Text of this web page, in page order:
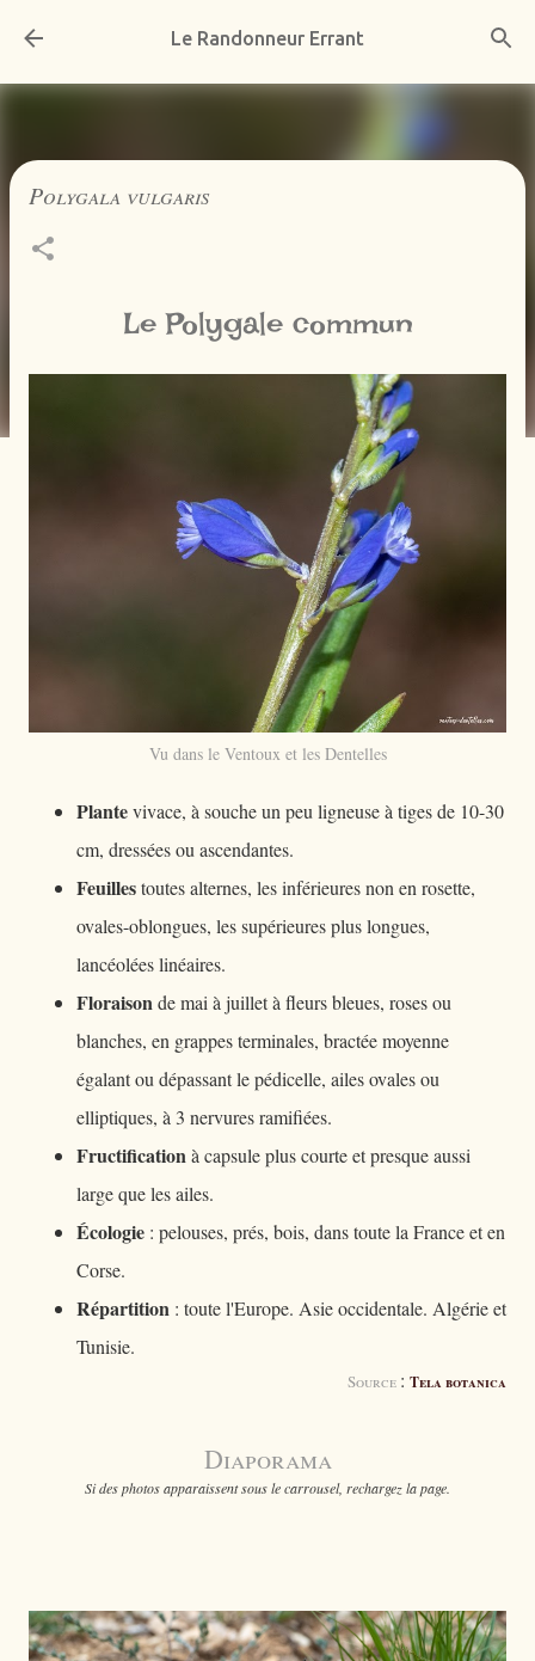
Accéder au contenu principal
Le Randonneur Errant
Polygala vulgaris
Le Polygale commun
Vu dans le Ventoux et les Dentelles
Plantevivace, à souche un peu ligneuse à tiges de 10-30
cm, dressées ou ascendantes.
Feuillestoutes alternes, les inférieures non en rosette,
ovales-oblongues, les supérieures plus longues,
lancéolées linéaires.
Floraisonde mai à juillet à fleurs bleues, roses ou
blanches, en grappes terminales, bractée moyenne
égalant ou dépassant le pédicelle, ailes ovales ou
elliptiques, à 3 nervures ramifiées.
Fructificationà capsule plus courte et presque aussi
large que les ailes.
Écologie : pelouses, prés, bois, dans toute la France et en
Corse.
Répartition : toute l'Europe. Asie occidentale. Algérie et
Tunisie.
Source : Tela botanica
Diaporama
Si des photos apparaissent sous le carrousel, rechargez la page.